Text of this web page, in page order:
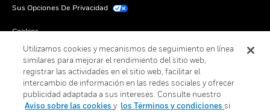
Sus Opciones De Privacidad
Cookies
Darse De Baja Global
Utilizamos cookies y mecanismos de seguimiento en línea
similares para mejorar el rendimiento del sitio web,
registrar las actividades en el sitio web, facilitar el
intercambio de información en las redes sociales y ofrecer
publicidad adaptada a sus intereses. Consulte nuestro
Aviso sobre las cookiesy los Términos y condicionessi